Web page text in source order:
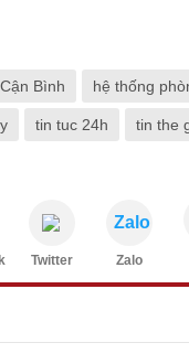
Bình hệ thống
tin tuc 24h tin the
Twitter
Zalo
Zalo